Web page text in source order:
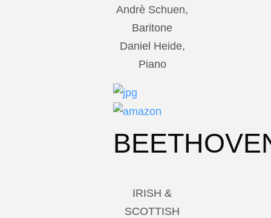
Andrè Schuen,
Baritone
Daniel Heide,
Piano
IRISH &
SCOTTISH